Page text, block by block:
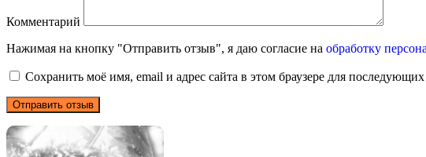
Комментарий
Нажимая на кнопку "Отправить отзыв", я даю согласие на обработку
Сохранить моё имя, email и адрес сайта в этом браузере для